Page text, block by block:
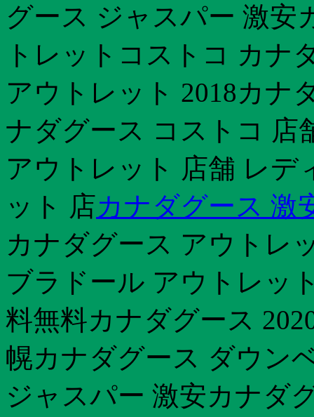
グース ジャスパー 激安
トレットコストコ カナ
アウトレット 2018カナ
ナダグース コストコ 店
アウトレット 店舗 レデ
ット 店カナダグース 激
カナダグース アウトレ
ブラドール アウトレッ
料無料カナダグース
幌カナダグース ダウン
ジャスパー 激安カナダ